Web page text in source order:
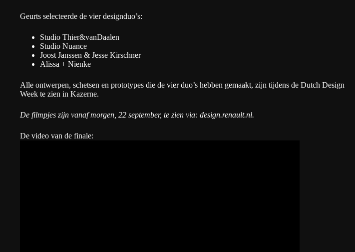
Geurts selecteerde de vier designduo’s:
Studio Thier&vanDaalen
Studio Nuance
Joost Janssen & Jesse Kirschner
Alissa + Nienke
Alle ontwerpen, schetsen en prototypes die de vier duo’s hebben gemaakt, zijn tijdens de Dutch Design
Week te zien in Kazerne.
De filmpjes zijn vanaf morgen, 22 september, te zien via: design.renault.nl.
De video van de finale: